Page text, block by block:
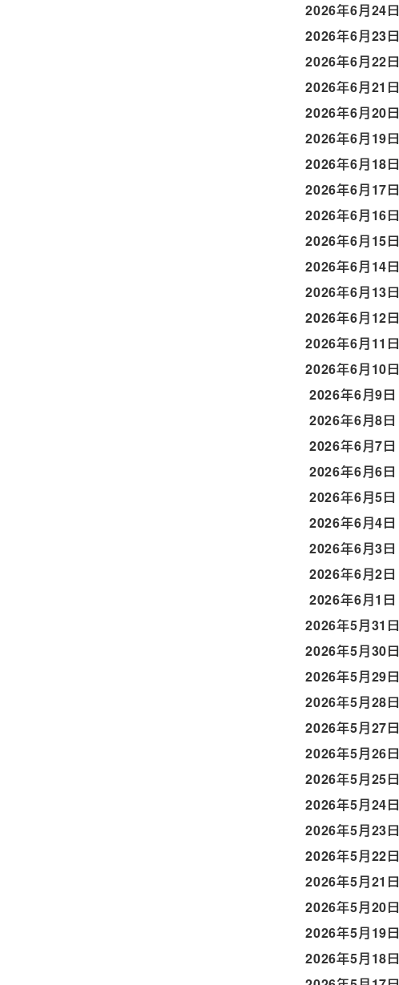
2026年6月24日
2026年6月23日
2026年6月22日
2026年6月21日
2026年6月20日
2026年6月19日
2026年6月18日
2026年6月17日
2026年6月16日
2026年6月15日
2026年6月14日
2026年6月13日
2026年6月12日
2026年6月11日
2026年6月10日
2026年6月9日
2026年6月8日
2026年6月7日
2026年6月6日
2026年6月5日
2026年6月4日
2026年6月3日
2026年6月2日
2026年6月1日
2026年5月31日
2026年5月30日
2026年5月29日
2026年5月28日
2026年5月27日
2026年5月26日
2026年5月25日
2026年5月24日
2026年5月23日
2026年5月22日
2026年5月21日
2026年5月20日
2026年5月19日
2026年5月18日